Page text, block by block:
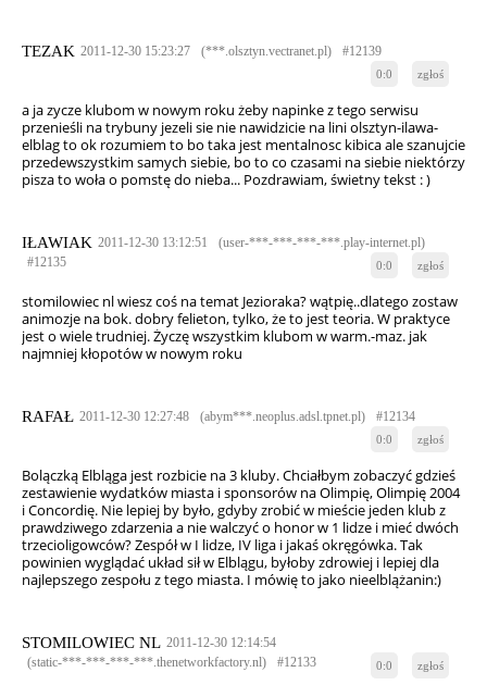
TEZAK 2011-12-30 15:23:27 (***.olsztyn.vectranet.pl) #12139
0:0 zgłoś
a ja zycze klubom w nowym roku żeby napinke z tego serwisu
przenieśli na trybuny jezeli sie nie nawidzicie na lini olsztyn-ilawa-
elblag to ok rozumiem to bo taka jest mentalnosc kibica ale szanujcie
przedewszystkim samych siebie, bo to co czasami na siebie niektórzy
pisza to woła o pomstę do nieba... Pozdrawiam, świetny tekst : )
IŁAWIAK 2011-12-30 13:12:51
(user-***-***-***-***.play-internet.pl)
#12135
0:0 zgłoś
stomilowiec nl wiesz coś na temat Jezioraka? wątpię..dlatego zostaw
animozje na bok. dobry felieton, tylko, że to jest teoria. W praktyce
jest o wiele trudniej. Życzę wszystkim klubom w warm.-maz. jak
najmniej kłopotów w nowym roku
RAFAŁ 2011-12-30 12:27:48 (abym***.neoplus.adsl.tpnet.pl) #12134
0:0 zgłoś
Bolączką Elbląga jest rozbicie na 3 kluby. Chciałbym zobaczyć gdzieś
zestawienie wydatków miasta i sponsorów na Olimpię, Olimpię 2004
i Concordię. Nie lepiej by było, gdyby zrobić w mieście jeden klub z
prawdziwego zdarzenia a nie walczyć o honor w 1 lidze i mieć dwóch
trzecioligowców? Zespół w I lidze, IV liga i jakaś okręgówka. Tak
powinien wyglądać układ sił w Elblągu, byłoby zdrowiej i lepiej dla
najlepszego zespołu z tego miasta. I mówię to jako nieelblążanin:)
STOMILOWIEC NL 2011-12-30 12:14:54
(static-***-***-***-***.thenetworkfactory.nl)
#12133 0:0 zgłoś